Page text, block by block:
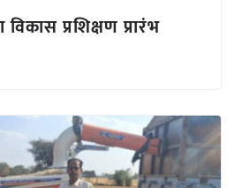
प्रशिक्षण प्रारंभ